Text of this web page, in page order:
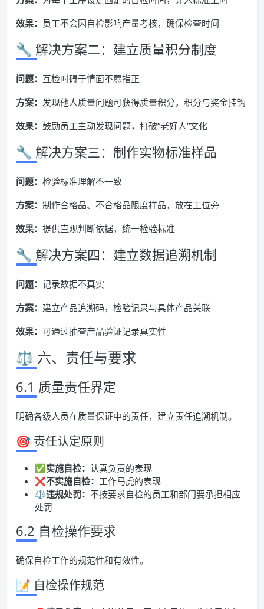
效果： 员工不会因自检影响产量考核，确保检查时间
🔧 解决方案二：建立质量积分制度
问题： 互检时碍于情面不愿指正
方案： 发现他人质量问题可获得质量积分，积分与奖金挂钩
效果： 鼓励员工主动发现问题，打破”老好人”文化
🔧 解决方案三：制作实物标准样品
问题： 检验标准理解不一致
方案： 制作合格品、不合格品限度样品，放在工位旁
效果： 提供直观判断依据，统一检验标准
🔧 解决方案四：建立数据追溯机制
问题： 记录数据不真实
方案： 建立产品追溯码，检验记录与具体产品关联
效果： 可通过抽查产品验证记录真实性
⚖️ 六、责任与要求
6.1 质量责任界定
明确各级人员在质量保证中的责任，建立责任追溯机制。
🎯 责任认定原则
✅ 实施自检： 认真负责的表现
❌不实施自检： 工作马虎的表现
⚖️违规处罚： 不按要求自检的员工和部门要承担相应
处罚
6.2 自检操作要求
确保自检工作的规范性和有效性。
📝 自检操作规范